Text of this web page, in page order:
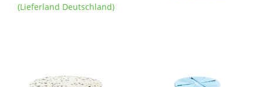
Garderoben
... alle Aufbewahrungsmöbel
(Lieferland Deutschland)